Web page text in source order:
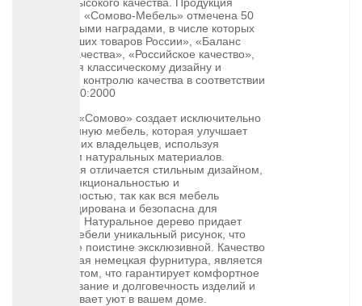
компании «Сомово-Мебель» отмечена 50
престижными наградами, в числе которых
«100 лучших товаров России», «Баланс
цены и качества», «Российское качество»,
благодаря классическому дизайну и
высокому контролю качества в соответствии
с ISO 9000:2000
Фабрика «Сомово» создает исключительно
качественную мебель, которая улучшает
жизнь своих владельцев, используя
максимум натуральных материалов.
Продукция отличается стильным дизайном,
многофункциональностью и
экологичностью, так как вся мебель
сертифицирована и безопасна для
здоровья. Натуральное дерево придает
каждой мебели уникальный рисунок, что
делает ее поистине эксклюзивной. Качество
и надежная немецкая фурнитура, является
приоритетом, что гарантирует комфортное
использование и долговечность изделий и
обеспечивает уют в вашем доме.